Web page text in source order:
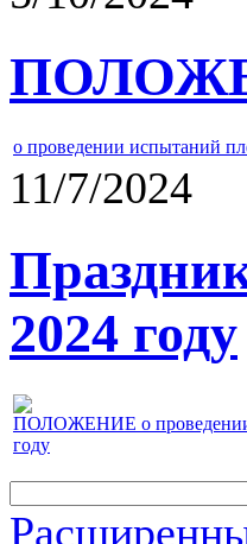
о проведении испытаний
11/7/2024
2024 году
ПОЛОЖЕНИЕ о проведении
году